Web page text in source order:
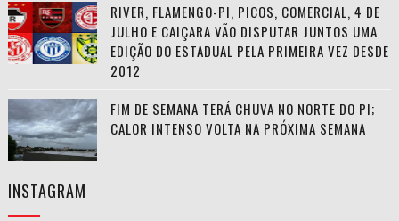
RIVER, FLAMENGO-PI, PICOS, COMERCIAL, 4 DE
JULHO E CAIÇARA VÃO DISPUTAR JUNTOS UMA
EDIÇÃO DO ESTADUAL PELA PRIMEIRA VEZ DESDE
2012
FIM DE SEMANA TERÁ CHUVA NO NORTE DO PI;
CALOR INTENSO VOLTA NA PRÓXIMA SEMANA
INSTAGRAM